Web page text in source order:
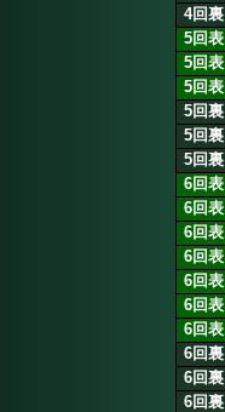
4回裏
5回表
5回表
5回表
5回裏
5回裏
5回裏
6回表
6回表
6回表
6回表
6回表
6回表
6回表
6回裏
6回裏
6回裏